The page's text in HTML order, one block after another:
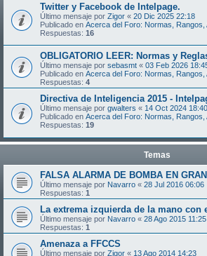
Twitter y Facebook de Intelpage.
Último mensaje por Zigor « 20 Dic 2025 22:18
Publicado en Acerca del Foro: Normas, Rangos,
Respuestas: 16
OBLIGATORIO LEER: Normas y
Último mensaje por sebasmt « 03 Feb 2026
Publicado en Acerca del Foro: Normas, Rangos,
Respuestas: 4
Directiva de Inteligencia 2015 -
Último mensaje por gwalters « 14 Oct 2024 18:40
Publicado en Acerca del Foro: Normas, Rangos,
Respuestas: 19
Temas
FALSA ALARMA DE BOMBA EN
Último mensaje por Navarro « 28 Jul 2016 06:06
Respuestas: 1
La extrema izquierda de la mano con
Último mensaje por Navarro « 28 Ago 2015 11:25
Respuestas: 1
Amenaza a FFCCS
Último mensaje por Zigor « 13 Ago 2014 14:23